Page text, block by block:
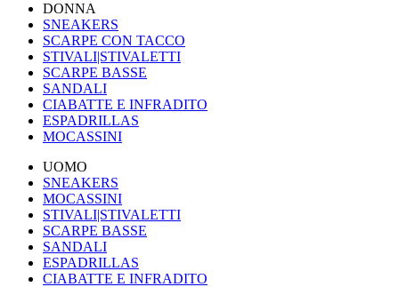
DONNA
SNEAKERS
SCARPE CON TACCO
STIVALI|STIVALETTI
SCARPE BASSE
SANDALI
CIABATTE E INFRADITO
ESPADRILLAS
MOCASSINI
UOMO
SNEAKERS
MOCASSINI
STIVALI|STIVALETTI
SCARPE BASSE
SANDALI
ESPADRILLAS
CIABATTE E INFRADITO